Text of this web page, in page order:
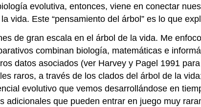
evolutiva, entonces, viene en conectar
vida. Este “pensamiento del árbol” es lo que
de gran escala en el árbol de la vida. Me
combinan biología, matemáticas e
datos asociados (ver Harvey y Pagel 1991
raros, a través de los clados del árbol de la
evolutivo que vemos desarrollándose en
que pueden entrar en juego muy